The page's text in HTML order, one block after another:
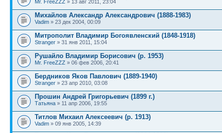
Mr. FreeZZZ » 13 авг 2011, 23:04
Михайлов Александр Александрович (1888-1983)
Vadim » 23 дек 2004, 00:09
Митрополит Владимир Богоявленский (1848-1918)
Stranger » 31 янв 2011, 15:04
Рушайло Владимир Борисович (р. 1953)
Mr. FreeZZZ » 06 фев 2006, 20:41
Бердников Яков Павлович (1889-1940)
Stranger » 23 апр 2010, 03:08
Прошин Андрей Григорьевич (1899 г.)
Татьяна » 11 апр 2006, 19:55
Титлов Михаил Алексеевич (р. 1913)
Vadim » 09 янв 2005, 14:39